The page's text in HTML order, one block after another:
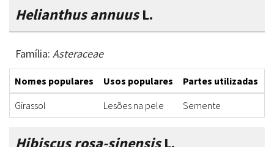
Helianthus annuusL.
Família: Asteraceae
Nomes populares Usos populares Partes utilizadas
Girassol
Lesões na pele Semente